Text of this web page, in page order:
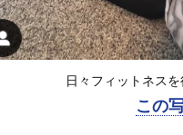
日々フィットネス
この